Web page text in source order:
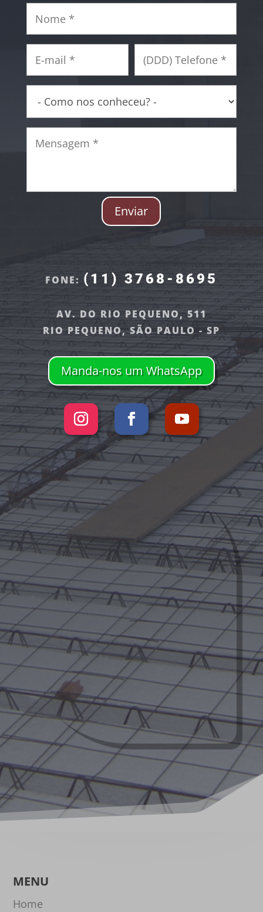
Enviar
FONE: (11) 3768-8695
AV. DO RIO PEQUENO, 511
RIO PEQUENO, SÃO PAULO - SP
Manda-nos um WhatsApp
MENU
Home